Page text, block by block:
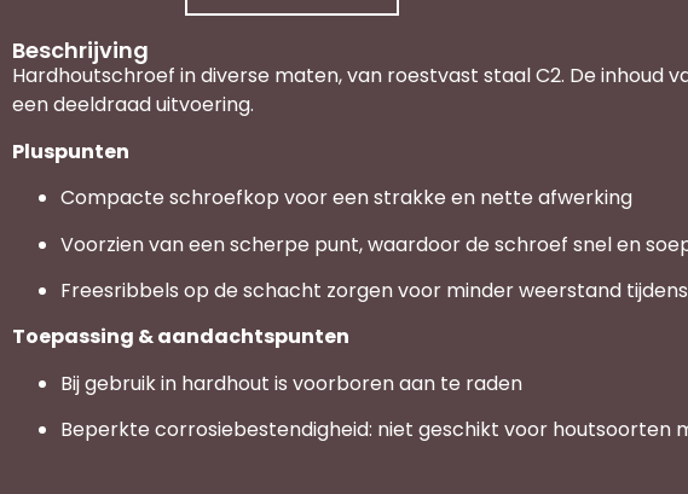
Beschrijving
Hardhoutschroef in diverse maten, van roestvast staal C2. De inhoud
een deeldraad uitvoering.
Pluspunten
Compacte schroefkop voor een strakke en nette afwerking
Voorzien van een scherpe punt, waardoor de schroef snel en
Freesribbels op de schacht zorgen voor minder weerstand
Toepassing & aandachtspunten
Bij gebruik in hardhout is voorboren aan te raden
Beperkte corrosiebestendigheid: niet geschikt voor houtsoorten